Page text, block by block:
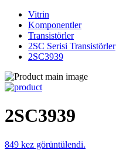
Vitrin
Komponentler
Transistörler
2SC Serisi Transistörler
2SC3939
2SC3939
849 kez görüntülendi.